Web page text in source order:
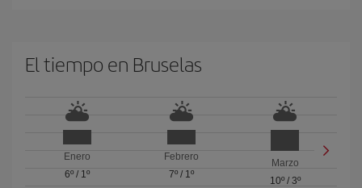
El tiempo en Bruselas
Enero
6º/ 1º
Febrero
7º/ 1º
Marzo
10º/ 3º